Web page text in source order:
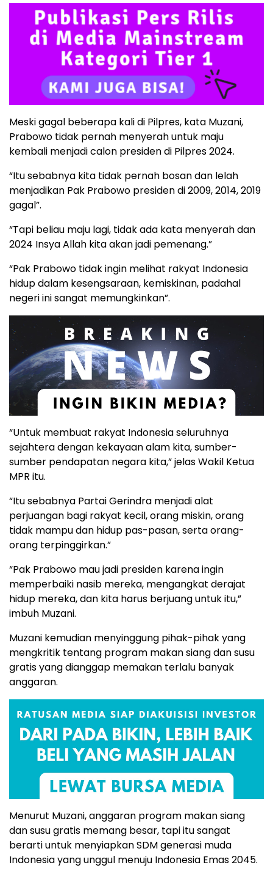
Meski gagal beberapa kali di Pilpres, kata Muzani,
Prabowo tidak pernah menyerah untuk maju
kembali menjadi calon presiden di Pilpres 2024.
“Itu sebabnya kita tidak pernah bosan dan lelah
menjadikan Pak Prabowo presiden di 2009, 2014, 2019
gagal”.
“Tapi beliau maju lagi, tidak ada kata menyerah dan
2024 Insya Allah kita akan jadi pemenang.”
“Pak Prabowo tidak ingin melihat rakyat Indonesia
hidup dalam kesengsaraan, kemiskinan, padahal
negeri ini sangat memungkinkan”.
“Untuk membuat rakyat Indonesia seluruhnya
sejahtera dengan kekayaan alam kita, sumber-
sumber pendapatan negara kita,” jelas Wakil Ketua
MPR itu.
“Itu sebabnya Partai Gerindra menjadi alat
perjuangan bagi rakyat kecil, orang miskin, orang
tidak mampu dan hidup pas-pasan, serta orang-
orang terpinggirkan.”
“Pak Prabowo mau jadi presiden karena ingin
memperbaiki nasib mereka, mengangkat derajat
hidup mereka, dan kita harus berjuang untuk itu,”
imbuh Muzani.
Muzani kemudian menyinggung pihak-pihak yang
mengkritik tentang program makan siang dan susu
gratis yang dianggap memakan terlalu banyak
anggaran.
Menurut Muzani, anggaran program makan siang
dan susu gratis memang besar, tapi itu sangat
berarti untuk menyiapkan SDM generasi muda
Indonesia yang unggul menuju Indonesia Emas 2045.